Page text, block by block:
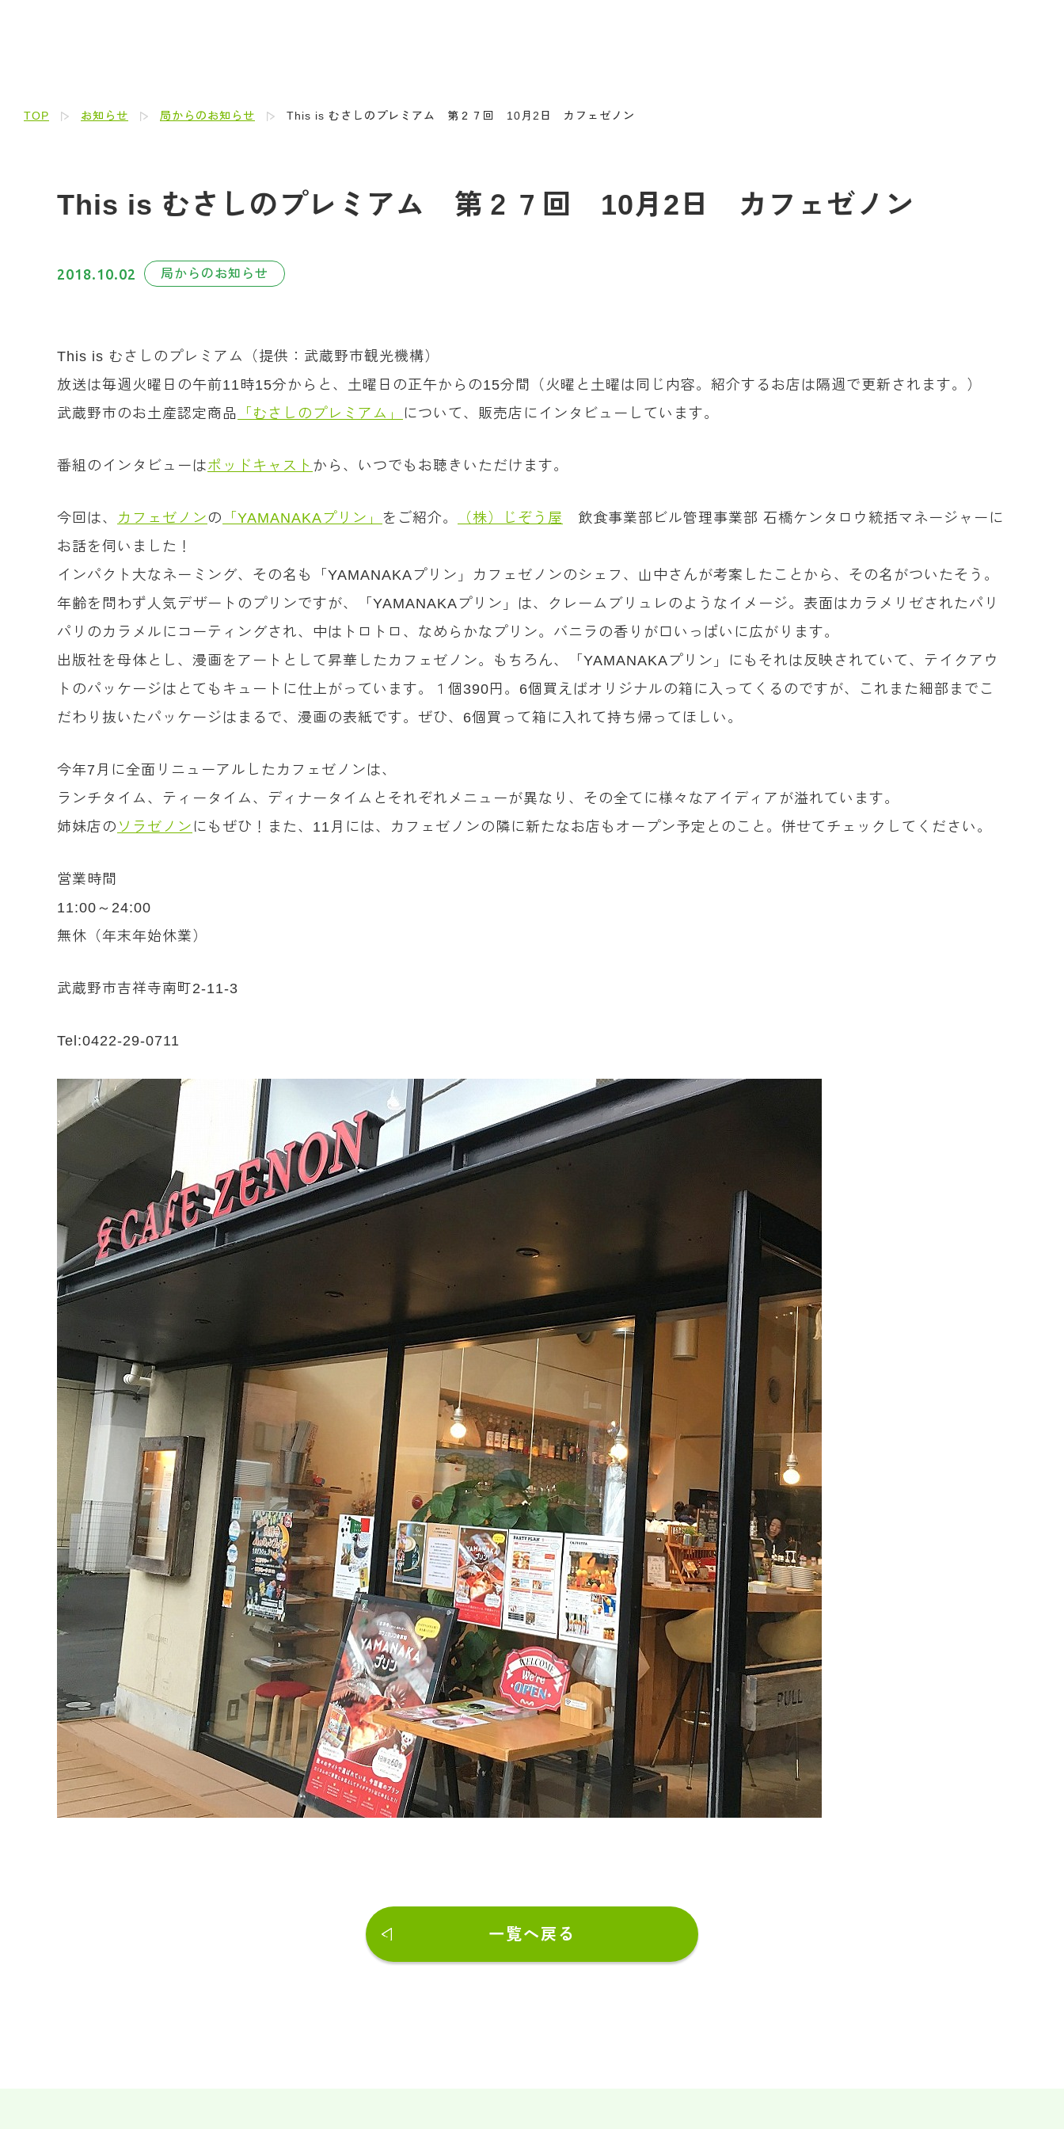
TOP お知らせ 局からのお知らせ This is むさしのプレミアム 第２７回 10月2日 カフェゼノン
This is むさしのプレミアム 第２７回 10月2日 カフェゼノン
2018.10.02 局からのお知らせ
This is むさしのプレミアム（提供：武蔵野市観光機構）
放送は毎週火曜日の午前11時15分からと、土曜日の正午からの15分間（火曜と土曜は同じ内容。紹介するお店は隔週で更新されます。）
武蔵野市のお土産認定商品 「むさしのプレミアム」 について、販売店にインタビューしています。
番組のインタビューはポッドキャスト から、いつでもお聴きいただけます。
今回は、 カフェゼノン の 「YAMANAKAプリン」 をご紹介。 （株）じぞう屋 飲食事業部ビル管理事業部 石橋ケンタロウ統括マネージャーに
お話を伺いました！
インパクト大なネーミング、その名も「YAMANAKAプリン」カフェゼノンのシェフ、山中さんが考案したことから、その名がついたそう。
年齢を問わず人気デザートのプリンですが、「YAMANAKAプリン」は、クレームブリュレのようなイメージ。表面はカラメリゼされたパリ
パリのカラメルにコーティングされ、中はトロトロ、なめらかなプリン。バニラの香りが口いっぱいに広がります。
出版社を母体とし、漫画をアートとして昇華したカフェゼノン。もちろん、「YAMANAKAプリン」にもそれは反映されていて、テイクアウ
トのパッケージはとてもキュートに仕上がっています。１個390円。6個買えばオリジナルの箱に入ってくるのですが、これまた細部までこ
だわり抜いたパッケージはまるで、漫画の表紙です。ぜひ、6個買って箱に入れて持ち帰ってほしい。
今年7月に全面リニューアルしたカフェゼノンは、
ランチタイム、ティータイム、ディナータイムとそれぞれメニューが異なり、その全てに様々なアイディアが溢れています。
姉妹店の ソラゼノン にもぜひ！また、11月には、カフェゼノンの隣に新たなお店もオープン予定とのこと。併せてチェックしてください。
営業時間
11:00～24:00
無休（年末年始休業）
武蔵野市吉祥寺南町2-11-3
Tel:0422-29-0711
一覧へ戻る